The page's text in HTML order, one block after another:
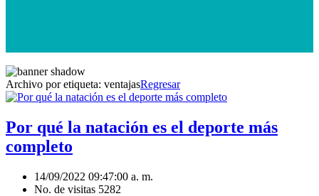
Archivo por etiqueta: ventajasRegresar
Por qué la natación es el deporte más
completo
14/09/2022 09:47:00 a. m.
No. de visitas 5282